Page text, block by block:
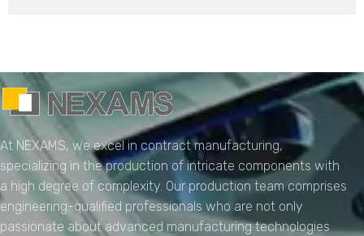
NEXAMS
At NEXAMS, we excel in contract manufacturing,
specializing in the production of intricate components with
a high degree of complexity. Our production team comprises
engineering-qualified professionals who are not only
passionate about advanced manufacturing technologies